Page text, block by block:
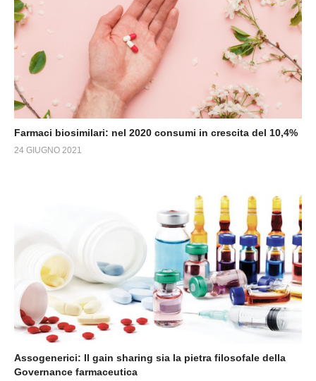
Farmaci biosimilari: nel 2020 consumi in crescita del 10,4%
24 GIUGNO 2021
Assogenerici: Il gain sharing sia la pietra filosofale della
Governance farmaceutica